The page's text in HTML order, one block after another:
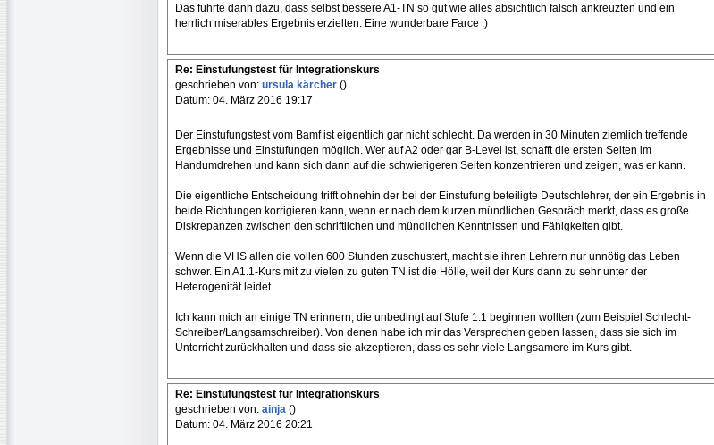
Das führte dann dazu, dass selbst bessere A1-TN so gut wie alles absichtlich falsch ankreuzten und ein
herrlich miserables Ergebnis erzielten. Eine wunderbare Farce :)
Re: Einstufungstest für Integrationskurs
geschrieben von: ursula kärcher ()
Datum: 04. März 2016 19:17
Der Einstufungstest vom Bamf ist eigentlich gar nicht schlecht. Da werden in 30 Minuten ziemlich treffende
Ergebnisse und Einstufungen möglich. Wer auf A2 oder gar B-Level ist, schafft die ersten Seiten im
Handumdrehen und kann sich dann auf die schwierigeren Seiten konzentrieren und zeigen, was er kann.
Die eigentliche Entscheidung trifft ohnehin der bei der Einstufung beteiligte Deutschlehrer, der ein Ergebnis in
beide Richtungen korrigieren kann, wenn er nach dem kurzen mündlichen Gespräch merkt, dass es große
Diskrepanzen zwischen den schriftlichen und mündlichen Kenntnissen und Fähigkeiten gibt.
Wenn die VHS allen die vollen 600 Stunden zuschustert, macht sie ihren Lehrern nur unnötig das Leben
schwer. Ein A1.1-Kurs mit zu vielen zu guten TN ist die Hölle, weil der Kurs dann zu sehr unter der
Heterogenität leidet.
Ich kann mich an einige TN erinnern, die unbedingt auf Stufe 1.1 beginnen wollten (zum Beispiel Schlecht-
Schreiber/Langsamschreiber). Von denen habe ich mir das Versprechen geben lassen, dass sie sich im
Unterricht zurückhalten und dass sie akzeptieren, dass es sehr viele Langsamere im Kurs gibt.
Re: Einstufungstest für Integrationskurs
geschrieben von: ainja ()
Datum: 04. März 2016 20:21